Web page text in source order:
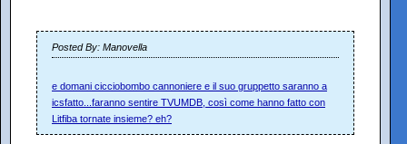
Posted By: Manovella
e domani cicciobombo cannoniere e il suo gruppetto saranno a
icsfatto...faranno sentire TVUMDB, così come hanno fatto con
Litfiba tornate insieme? eh?